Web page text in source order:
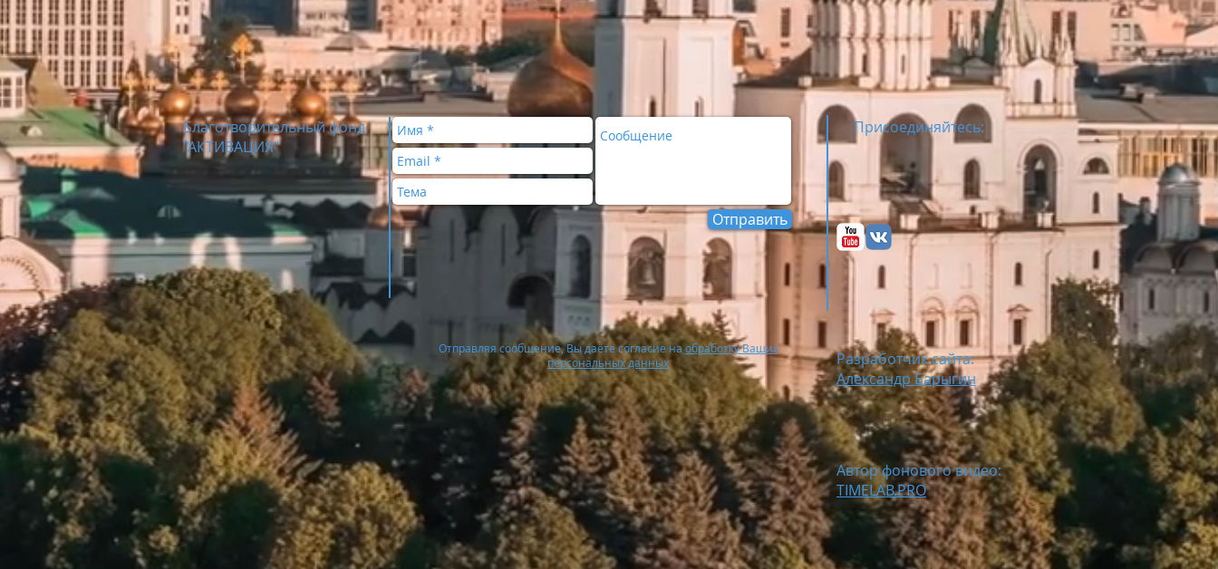
Благотворительный фонд
"АКТИВАЦИЯ"
Отправить
Отправляя сообщение, Вы даёте согласие наобработку Ваших
персональных данных
Присоединяйтесь:
Разработчик сайта:
Александр Барыгин
Автор фонового видео:
TIMELAB.PRO